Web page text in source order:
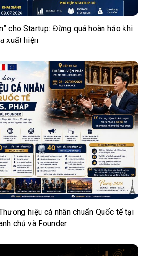
cho Startup: Đừng quá hoàn hảo khi
xuất hiện
hiệu cá nhân chuẩn Quốc tế tại
chủ và Founder